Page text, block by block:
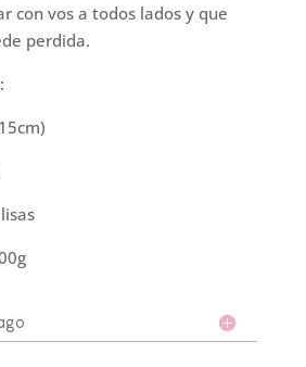
con vos a todos lados y que
perdida.